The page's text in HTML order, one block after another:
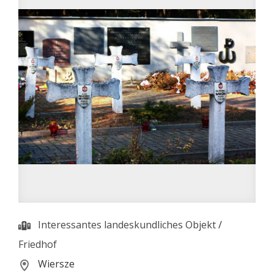
Interessantes landeskundliches Objekt/
Friedhof
Wiersze